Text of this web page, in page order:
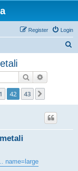
Login
Register
Search
42 43
name=large